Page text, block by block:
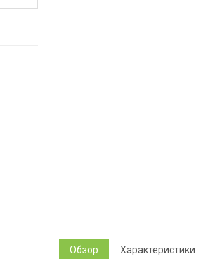
Обзор Характеристики